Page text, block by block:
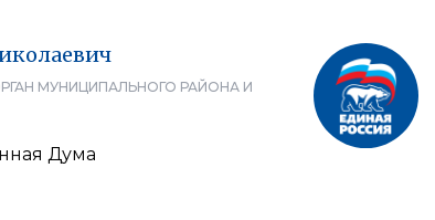
МУНИЦИПАЛЬНОГО РАЙОНА И
Дума